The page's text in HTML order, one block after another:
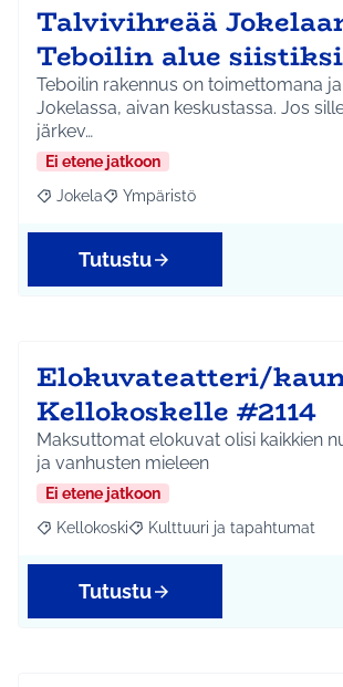
Talvivihreää
Teboilin alue siistiksi
Teboilin rakennus on toimettomana
Jokelassa, aivan keskustassa. Jos
järkev…
Ei etene jatkoon
Rajaa tulokset aihepiirin mukaan: Jokela
Jokela Rajaa tulokset teeman mukaan:
Ympäristö
Tutustu
Elokuvateatteri/
Kellokoskelle #2114
Maksuttomat elokuvat olisi kaikkien
ja vanhusten mieleen
Ei etene jatkoon
Rajaa tulokset aihepiirin mukaan: Kellokoski
Kellokoski Rajaa tulokset teeman
Kulttuuri ja tapahtumat
Tutustu